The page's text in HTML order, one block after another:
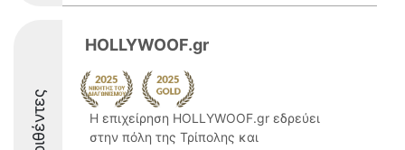
HOLLYWOOF.gr
Η επιχείρηση HOLLYWOOF.gr εδρεύει
στην πόλη της Τρίπολης και